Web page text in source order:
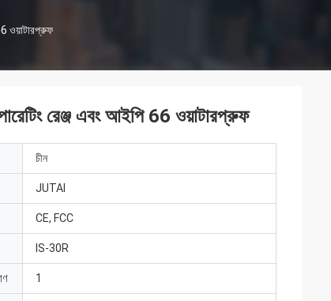
ওয়াটারপ্রুফ
রেঞ্জ এবং আইপি 66 ওয়াটারপ্রুফ
চীন
JUTAI
CE, FCC
IS-30R
1